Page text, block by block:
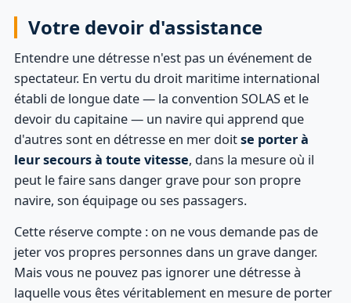
Votre devoir d'assistance
Entendre une détresse n'est pas un événement de
spectateur. En vertu du droit maritime international
établi de longue date — la convention SOLAS et le
devoir du capitaine — un navire qui apprend que
d'autres sont en détresse en mer doitse porter à
leur secours à toute vitesse, dans la mesure où il
peut le faire sans danger grave pour son propre
navire, son équipage ou ses passagers.
Cette réserve compte : on ne vous demande pas de
jeter vos propres personnes dans un grave danger.
Mais vous ne pouvez pas ignorer une détresse à
laquelle vous êtes véritablement en mesure de porter